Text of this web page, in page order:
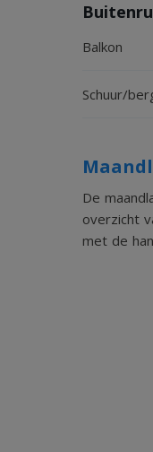
Balkon
Schuur/
De
overzicht
met de